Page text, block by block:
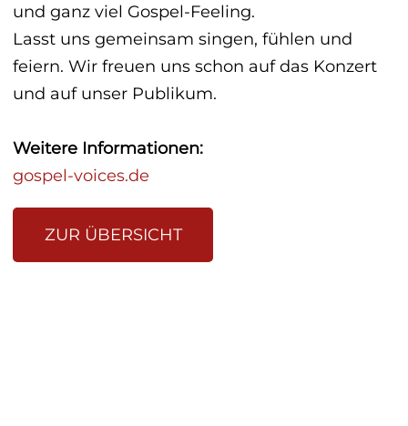
und ganz viel Gospel-Feeling.
Lasst uns gemeinsam singen, fühlen und
feiern. Wir freuen uns schon auf das Konzert
und auf unser Publikum.
Weitere Informationen:
gospel-voices.de
ZUR ÜBERSICHT